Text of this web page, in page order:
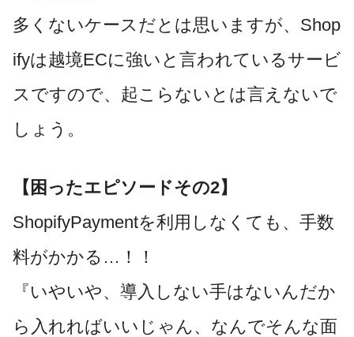
多くないケースだとは思いますが、Shop
ifyは越境ECに強いと言われているサービ
スですので、起こらないとは言えないで
しょう。
【困ったエピソードその2】
ShopifyPaymentを利用しなくても、手数
料がかかる…！！
『いやいや、導入しない手はないんだか
ら入れればいいじゃん、なんでそんな面